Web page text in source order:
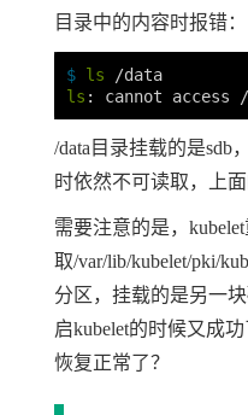
目录中的内容时报错：
$ ls
ls
/data目录挂载的是sdb
时依然不可读取，上面
需要注意的是，
取/var/lib/kubelet/pki/
分区，挂载的是另一
启kubelet的时候又成
恢复正常了？